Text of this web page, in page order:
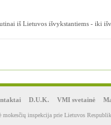
iš Lietuvos išvykstantiems - iki
D.U.K. VMI svetainė
inspekcija prie Lietuvos